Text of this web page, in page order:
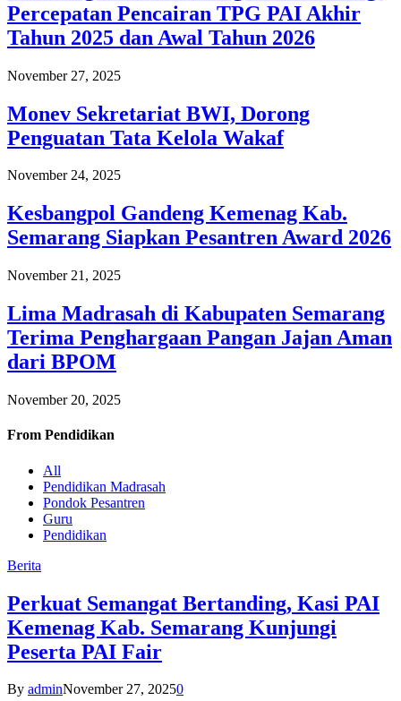
Percepatan Pencairan TPG PAI Akhir
Tahun 2025 dan Awal Tahun 2026
November 27, 2025
Monev Sekretariat BWI, Dorong
Penguatan Tata Kelola Wakaf
November 24, 2025
Kesbangpol Gandeng Kemenag Kab.
Semarang Siapkan Pesantren Award 2026
November 21, 2025
Lima Madrasah di Kabupaten Semarang
Terima Penghargaan Pangan Jajan Aman
dari BPOM
November 20, 2025
From Pendidikan
All
Pendidikan Madrasah
Pondok Pesantren
Guru
Pendidikan
Berita
Perkuat Semangat Bertanding, Kasi PAI
Kemenag Kab. Semarang Kunjungi
Peserta PAI Fair
By adminNovember 27, 20250